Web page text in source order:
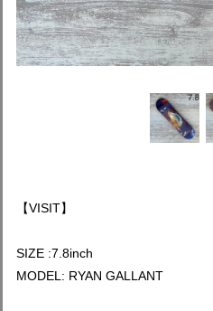
【VISIT】
SIZE :7.8inch
MODEL: RYAN GALLANT